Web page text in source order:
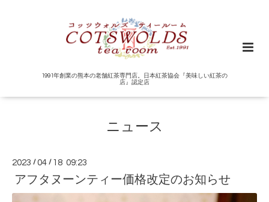
1991年創業の熊本の老舗紅茶専門店。日本紅茶協会『美味しい紅茶の
店』認定店
ニュース
2023 /04 / 18 09:23
アフタヌーンティー価格改定のお知らせ